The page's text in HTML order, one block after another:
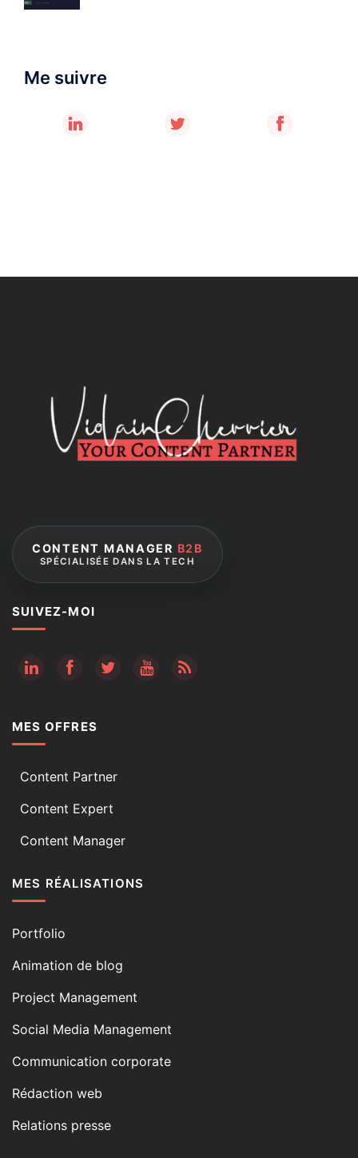
Me suivre
CONTENT MANAGER B2B
SPÉCIALISÉE DANS LA TECH
SUIVEZ-MOI
RSS
MES OFFRES
Content Partner
Content Expert
Content Manager
MES RÉALISATIONS
Portfolio
Animation de blog
Project Management
Social Media Management
Communication corporate
Rédaction web
Relations presse